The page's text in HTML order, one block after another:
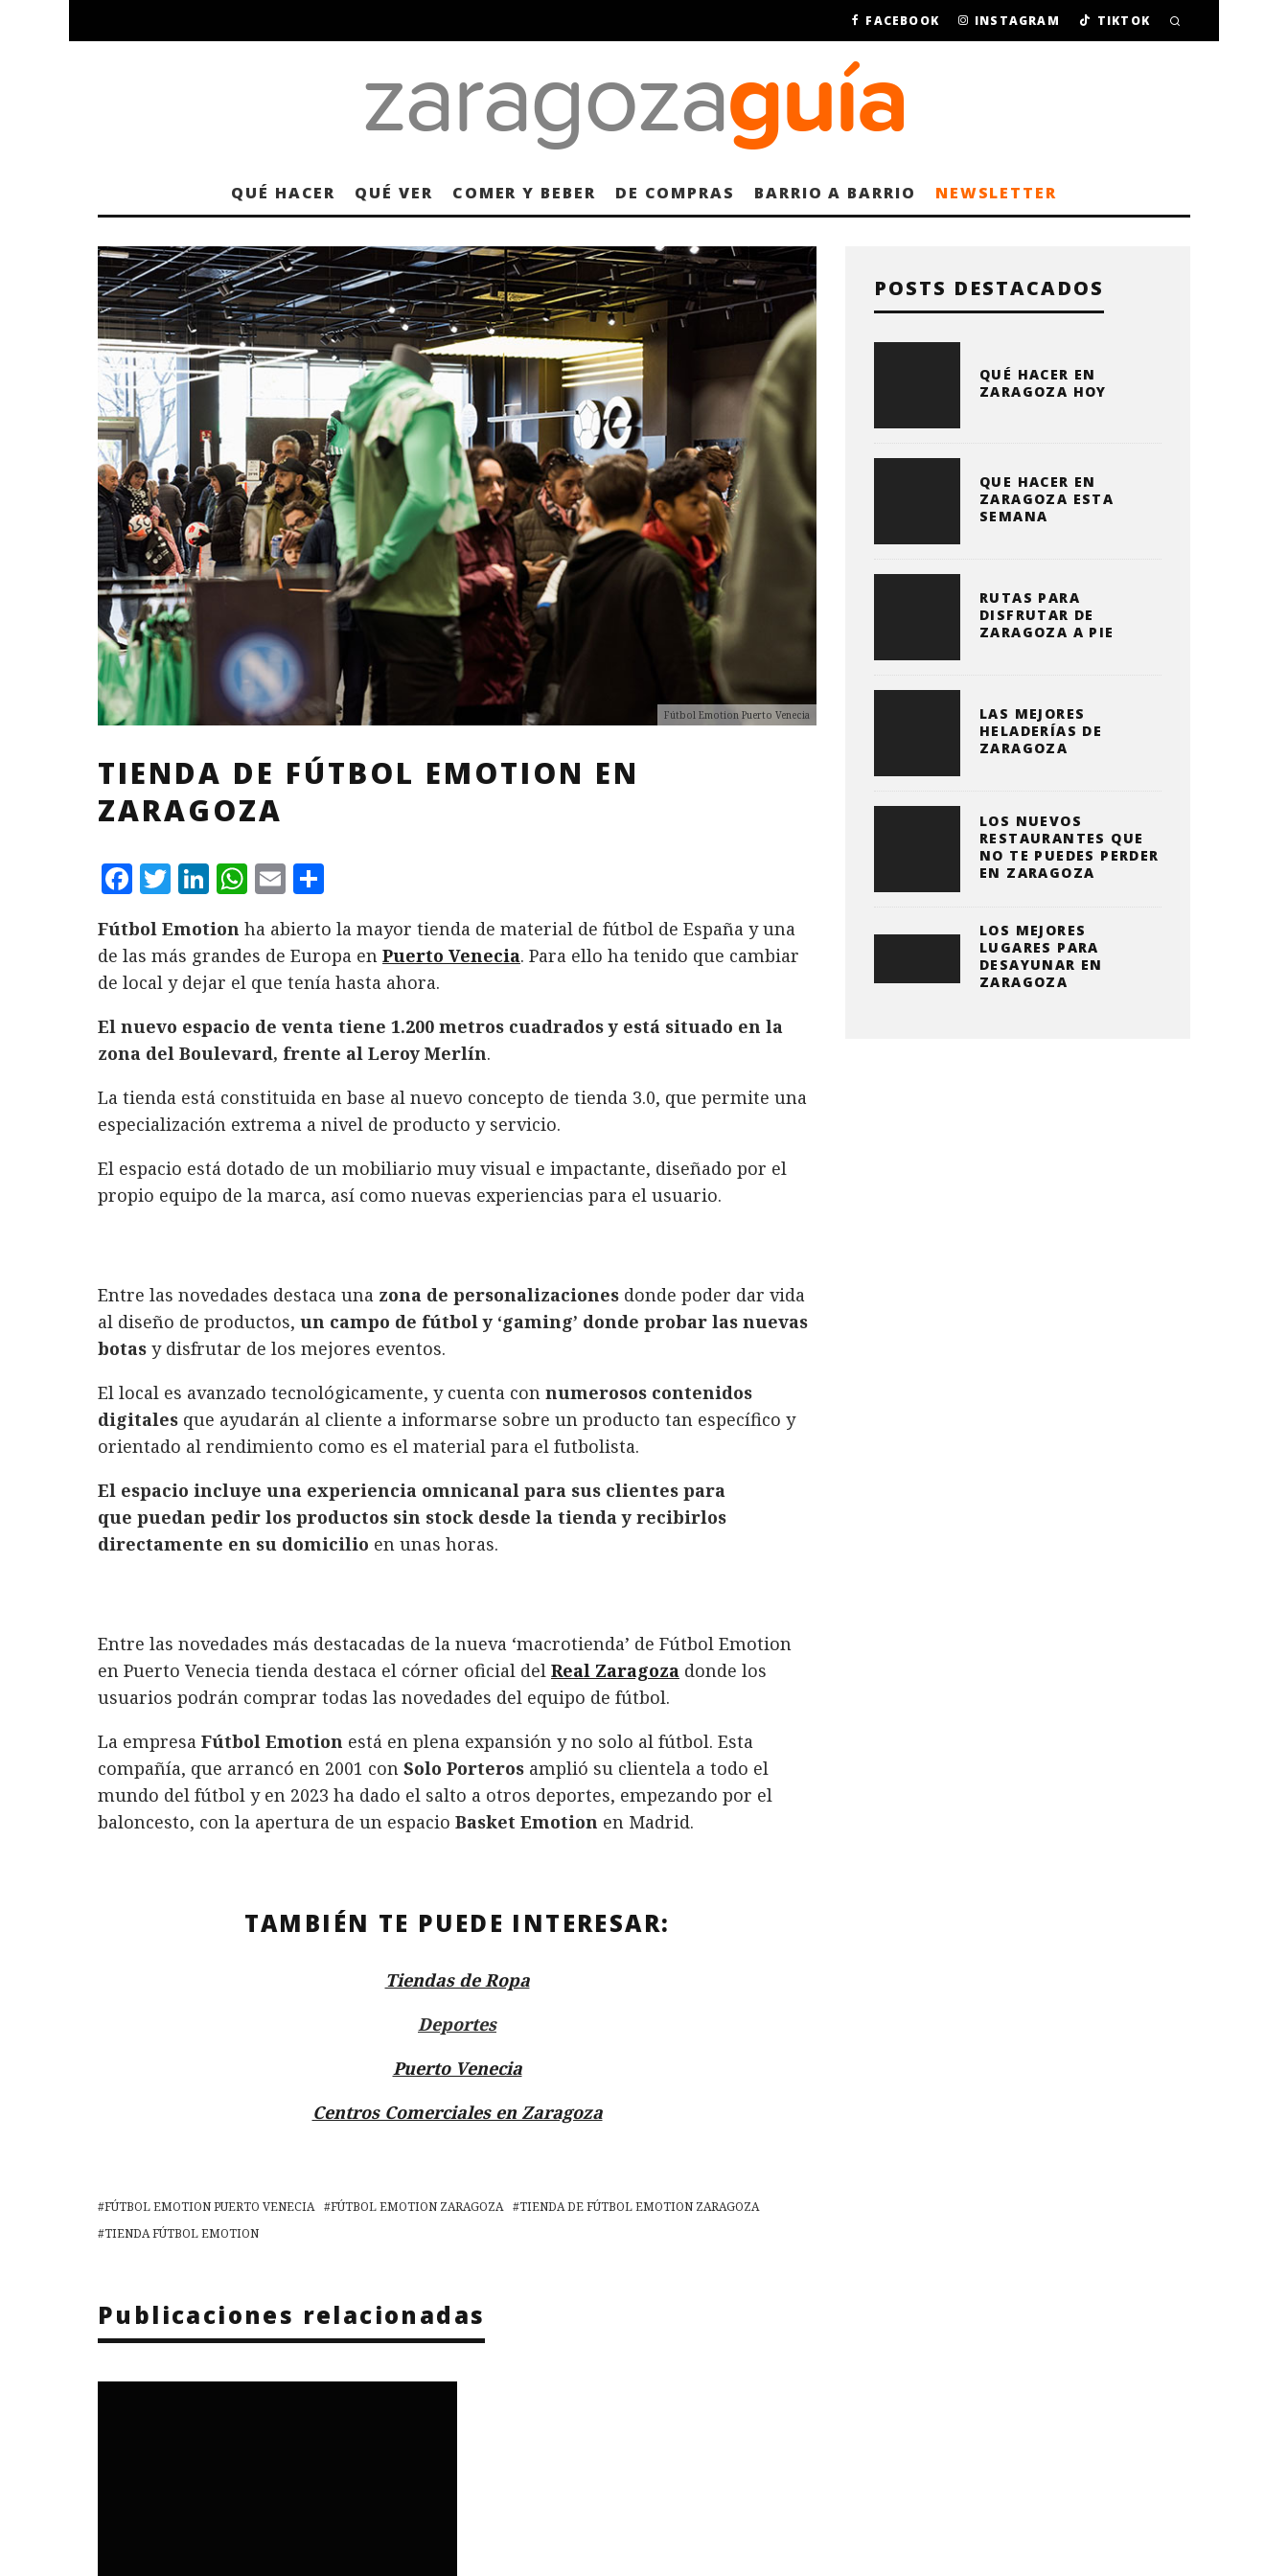
FACEBOOK INSTAGRAM TIKTOK
QUÉ HACER QUÉ VER COMER Y BEBER DE COMPRAS BARRIO A BARRIO NEWSLETTER
Fútbol Emotion Puerto Venecia
TIENDA DE FÚTBOL EMOTION EN
ZARAGOZA
F
c
e
b
o
o
k
T
it
te
r
L
n
k
e
d
I
n
W
at
s
A
p
p
E
ai
l
m
p
a
rt
ir
Fútbol Emotion ha abierto la mayor tienda de material de fútbol de España y una
de las más grandes de Europa en Puerto Venecia. Para ello ha tenido que cambiar
de local y dejar el que tenía hasta ahora.
El nuevo espacio de venta tiene 1.200 metros cuadrados y está situado en la
zona del Boulevard, frente al Leroy Merlín.
La tienda está constituida en base al nuevo concepto de tienda 3.0, que permite una
especialización extrema a nivel de producto y servicio.
El espacio está dotado de un mobiliario muy visual e impactante, diseñado por el
propio equipo de la marca, así como nuevas experiencias para el usuario.
Entre las novedades destaca una zona de personalizaciones donde poder dar vida
al diseño de productos, un campo de fútbol y ‘gaming’ donde probar las nuevas
botas y disfrutar de los mejores eventos.
El local es avanzado tecnológicamente, y cuenta con numerosos contenidos
digitales que ayudarán al cliente a informarse sobre un producto tan específico y
orientado al rendimiento como es el material para el futbolista.
El espacio incluye una experiencia omnicanal para sus clientes para
que puedan pedir los productos sin stock desde la tienda y recibirlos
directamente en su domicilio en unas horas.
Entre las novedades más destacadas de la nueva ‘macrotienda’ de Fútbol Emotion
en Puerto Venecia tienda destaca el córner oficial del Real Zaragoza donde los
usuarios podrán comprar todas las novedades del equipo de fútbol.
La empresa Fútbol Emotion está en plena expansión y no solo al fútbol. Esta
compañía, que arrancó en 2001 con Solo Porteros amplió su clientela a todo el
mundo del fútbol y en 2023 ha dado el salto a otros deportes, empezando por el
baloncesto, con la apertura de un espacio Basket Emotion en Madrid.
TAMBIÉN TE PUEDE INTERESAR:
Tiendas de Ropa
Deportes
Puerto Venecia
Centros Comerciales en Zaragoza
FÚTBOL EMOTION PUERTO VENECIA FÚTBOL EMOTION ZARAGOZA
TIENDA DE FÚTBOL EMOTION ZARAGOZA
TIENDA FÚTBOL EMOTION
Publicaciones relacionadas
POSTS DESTACADOS
QUÉ HACER EN
ZARAGOZA HOY
QUE HACER EN
ZARAGOZA ESTA
SEMANA
RUTAS PARA
DISFRUTAR DE
ZARAGOZA A PIE
LAS MEJORES
HELADERÍAS DE
ZARAGOZA
LOS NUEVOS
RESTAURANTES QUE
NO TE PUEDES PERDER
EN ZARAGOZA
LOS MEJORES
LUGARES PARA
DESAYUNAR EN
ZARAGOZA